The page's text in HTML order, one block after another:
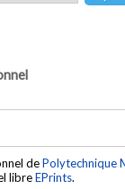
dePolytechnique
libreEPrints.